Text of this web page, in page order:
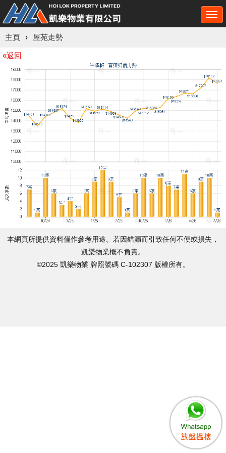
主頁 › 屋苑走勢
«返回
本網頁所提供資料僅作參考用途。若因錯漏而引致任何不便或損失，
凱樂物業概不負責。
©2025 凱樂物業 牌照號碼 C-102307 版權所有。